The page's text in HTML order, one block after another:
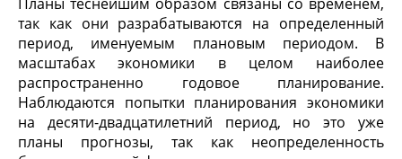
так как они разрабатываются на определенный
период, именуемым плановым периодом. В
масштабах экономики в целом наиболее
распространенно годовое планирование.
Наблюдаются попытки планирования экономики
на десяти-двадцатилетний период, но это уже
планы прогнозы, так как неопределенность